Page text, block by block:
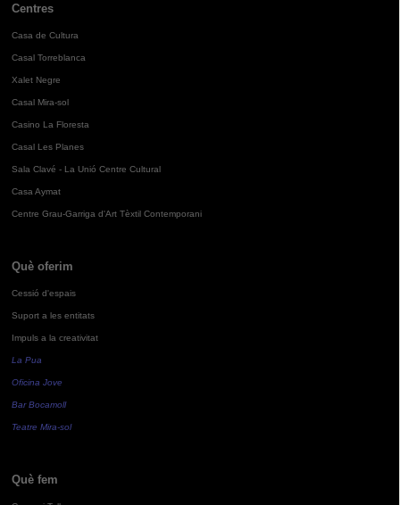
Centres
Casa de Cultura
Casal Torreblanca
Xalet Negre
Casal Mira-sol
Casino La Floresta
Casal Les Planes
Sala Clavé - La Unió Centre Cultural
Casa Aymat
Centre Grau-Garriga d'Art Tèxtil Contemporani
Què oferim
Cessió d'espais
Suport a les entitats
Impuls a la creativitat
La Pua
Oficina Jove
Bar Bocamoll
Teatre Mira-sol
Què fem